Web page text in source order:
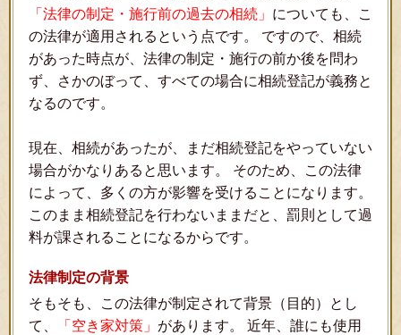
「法律の制定・施行前の過去の相続」 についても、こ
の法律が適用されるという点です。 ですので、相続
があった時点が、法律の制定・施行の前か後を問わ
ず、さかのぼって、すべての場合に相続登記が義務と
なるのです。
現在、相続があったが、まだ相続登記をやっていない
場合がかなりあると思います。 そのため、この法律
によって、多くの方が影響を受けることになります。
このまま相続登記を行わないままだと、罰則として過
料が課されることになるからです。
法律制定の背景
そもそも、この法律が制定されて背景（目的）とし
て、
「空き家対策」 があります。 近年、誰にも使用